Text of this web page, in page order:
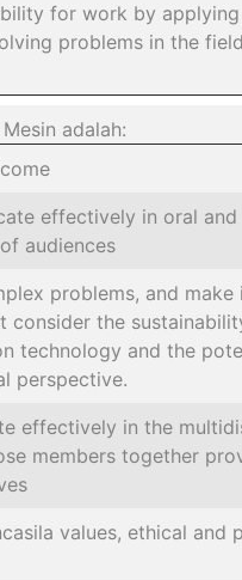
for work by
problems in the
adalah:
effectively in oral
audiences
problems, and make
consider the
technology and the
perspective.
effectively in the
members together
values, ethical and